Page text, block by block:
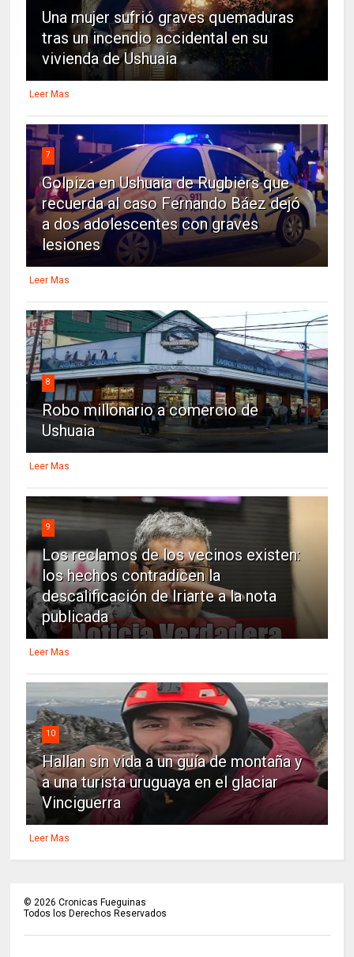
Una mujer sufrió graves quemaduras
tras un incendio accidental en su
vivienda de Ushuaia
Leer Mas
7
Golpiza en Ushuaia de Rugbiers que
recuerda al caso Fernando Báez dejó
a dos adolescentes con graves
lesiones
Leer Mas
8
Robo millonario a comercio de
Ushuaia
Leer Mas
9
Los reclamos de los vecinos existen:
los hechos contradicen la
descalificación de Iriarte a la nota
publicada
Leer Mas
10
Hallan sin vida a un guía de montaña y
a una turista uruguaya en el glaciar
Vinciguerra
Leer Mas
© 2026 Cronicas Fueguinas
Todos los Derechos Reservados